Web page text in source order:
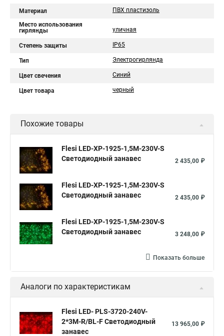
Материал ПВХ пластизоль
Место использования
гирлянды
уличная
Степень защиты IP65
Тип Электрогирлянда
Цвет свечения Синий
Цвет товара черный
Похожие товары
Flesi LED-XP-1925-1,5M-230V-S
Светодиодный занавес
2 435,00 ₽
Flesi LED-XP-1925-1,5M-230V-S
Светодиодный занавес
2 435,00 ₽
Flesi LED-XP-1925-1,5M-230V-S
Светодиодный занавес
3 248,00 ₽
Показать больше
Аналоги по характеристикам
Flesi LED- PLS-3720-240V-
2*3М-R/BL-F Светодиодный
занавес
13 965,00 ₽